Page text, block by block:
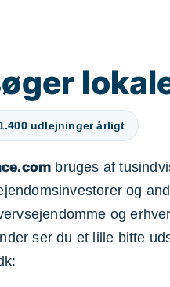
udlejninger årligt
bruges af
og
og
ser du et lille bitte